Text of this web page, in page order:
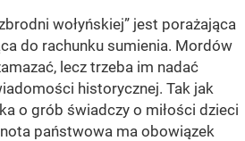
wołyńskiej” jest porażająca
do rachunku sumienia. Mordów
lecz trzeba im nadać
historycznej. Tak jak
o grób świadczy o miłości dzieci
państwowa ma obowiązek